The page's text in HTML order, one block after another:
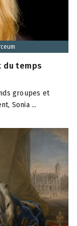
du temps
groupes et
Sonia ...